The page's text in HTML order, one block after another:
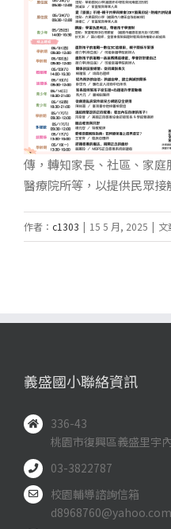
傳，轉知家長、社區、家庭
醫療院所等，以提供民眾接
作者： c1303 | 15 5 月, 2025 | 文
義盛國小聯絡資訊
336-43
桃園市復興區義盛里宇
03-3822787
校園輔導諮詢信箱